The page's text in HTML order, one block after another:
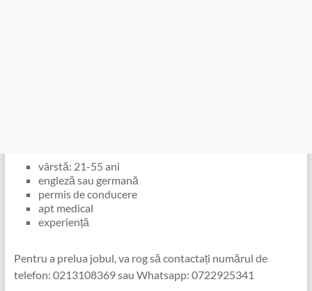
vârstă: 21-55 ani
engleză sau germană
permis de conducere
apt medical
experiență
Pentru a prelua jobul, va rog să contactați numărul de
telefon: 0213108369 sau Whatsapp: 0722925341